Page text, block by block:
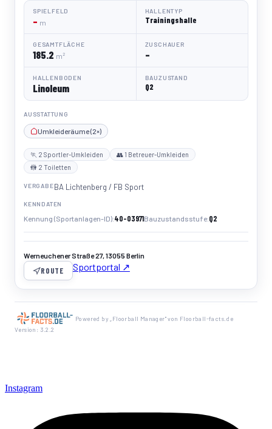
SPIELFELD
– m
HALLENTYP
Trainingshalle
GESAMTFLÄCHE
185.2 m²
ZUSCHAUER
–
HALLENBODEN
Linoleum
BAUZUSTAND
Q2
AUSSTATTUNG
Umkleideräume (2×)
🏃 2 Sportler-Umkleiden
👥 1 Betreuer-Umkleiden
🚻 2 Toiletten
VERGABEBA Lichtenberg / FB Sport
KENNDATEN
Kennung (Sportanlagen-ID) 40-03971Bauzustandsstufe Q2
Werneuchener Straße 27, 13055 Berlin
ROUTE Sportportal ↗
Powered by „Floorball Manager" von Floorball-facts.de
Version: 3.2.2
Instagram